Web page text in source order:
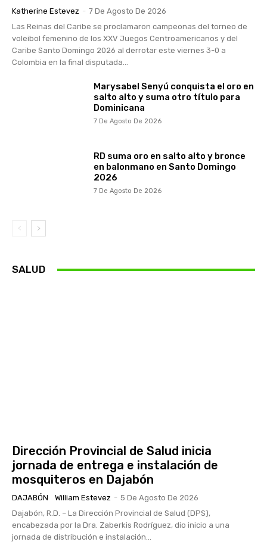
Katherine Estevez - 7 De Agosto De 2026
Las Reinas del Caribe se proclamaron campeonas del torneo de
voleibol femenino de los XXV Juegos Centroamericanos y del
Caribe Santo Domingo 2026 al derrotar este viernes 3-0 a
Colombia en la final disputada...
Marysabel Senyú conquista el oro en
salto alto y suma otro título para
Dominicana
7 De Agosto De 2026
RD suma oro en salto alto y bronce
en balonmano en Santo Domingo
2026
7 De Agosto De 2026
SALUD
Dirección Provincial de Salud inicia
jornada de entrega e instalación de
mosquiteros en Dajabón
DAJABÓN William Estevez - 5 De Agosto De 2026
Dajabón, R.D. – La Dirección Provincial de Salud (DPS),
encabezada por la Dra. Zaberkis Rodríguez, dio inicio a una
jornada de distribución e instalación...